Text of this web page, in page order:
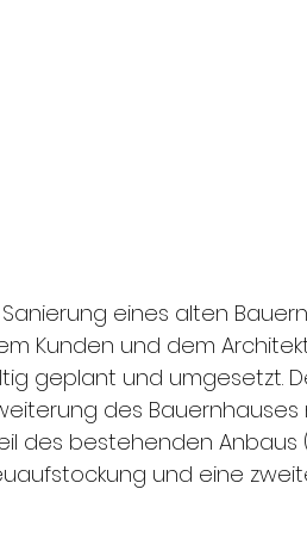
eines alten
Kunden und dem
geplant und umgesetzt.
des Bauernhauses
des bestehenden Anbaus
und eine